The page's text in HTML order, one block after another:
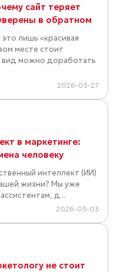
сайт теряет
в обратном
лишь «красивая
месте стоит
вид можно доработать
2026-03-27
в маркетинге:
человеку
интеллект (ИИ)
жизни? Мы уже
д...
2026-03-03
не стоит